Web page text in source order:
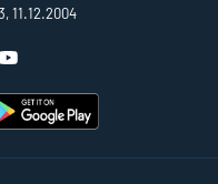
11.12.2004